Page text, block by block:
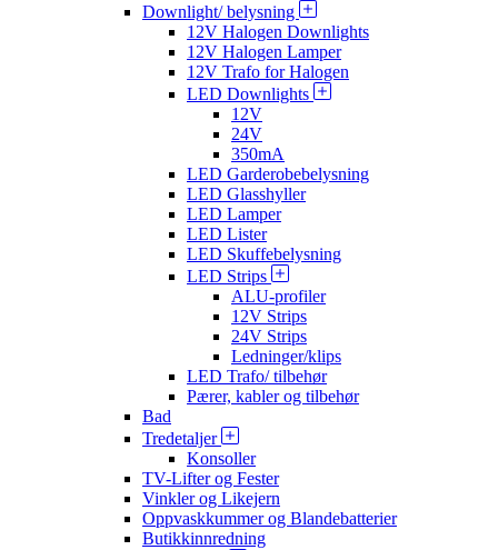
Downlight/ belysning
12V Halogen Downlights
12V Halogen Lamper
12V Trafo for Halogen
LED Downlights
12V
24V
350mA
LED Garderobebelysning
LED Glasshyller
LED Lamper
LED Lister
LED Skuffebelysning
LED Strips
ALU-profiler
12V Strips
24V Strips
Ledninger/klips
LED Trafo/ tilbehør
Pærer, kabler og tilbehør
Bad
Tredetaljer
Konsoller
TV-Lifter og Fester
Vinkler og Likejern
Oppvaskkummer og Blandebatterier
Butikkinnredning